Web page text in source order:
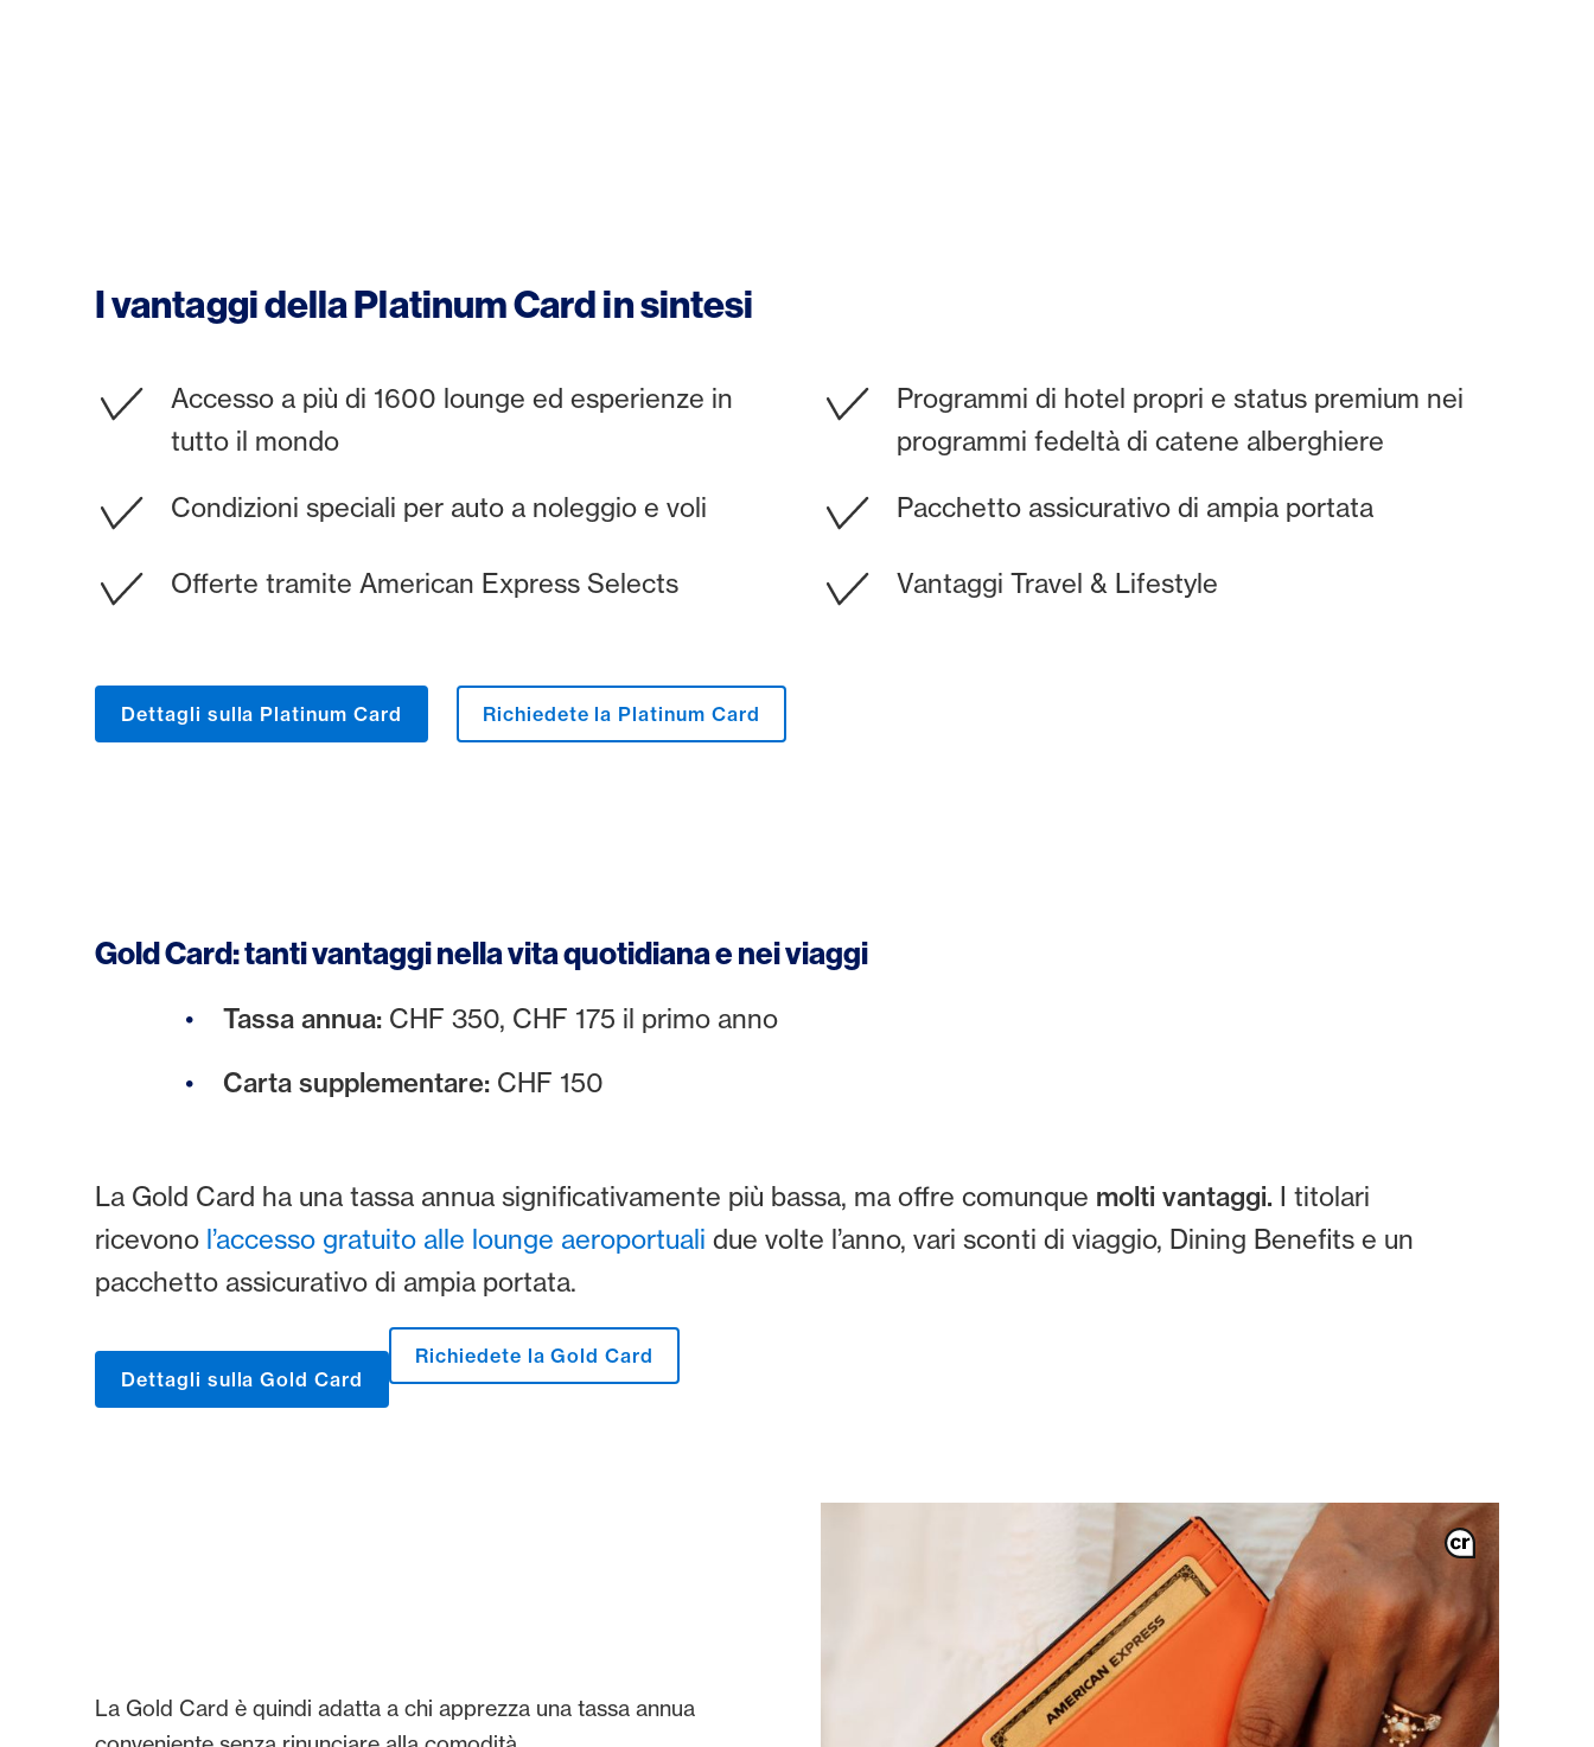
I vantaggi della Platinum Card in sintesi
Accesso a più di 1600 lounge ed esperienze in
tutto il mondo
Programmi di hotel propri e status premium nei
programmi fedeltà di catene alberghiere
Condizioni speciali per auto a noleggio e voli
Pacchetto assicurativo di ampia portata
Offerte tramite American Express Selects Vantaggi Travel & Lifestyle
Dettagli sulla Platinum Card Richiedete la Platinum Card
Gold Card: tanti vantaggi nella vita quotidiana e nei viaggi
Tassa annua: CHF 350, CHF 175 il primo anno
Carta supplementare: CHF 150
La Gold Card ha una tassa annua significativamente più bassa, ma offre comunque molti vantaggi. I titolari
ricevono l’accesso gratuito alle lounge aeroportuali due volte l’anno, vari sconti di viaggio, Dining Benefits e un
pacchetto assicurativo di ampia portata.
Dettagli sulla Gold Card
Richiedete la Gold Card
La Gold Card è quindi adatta a chi apprezza una tassa annua